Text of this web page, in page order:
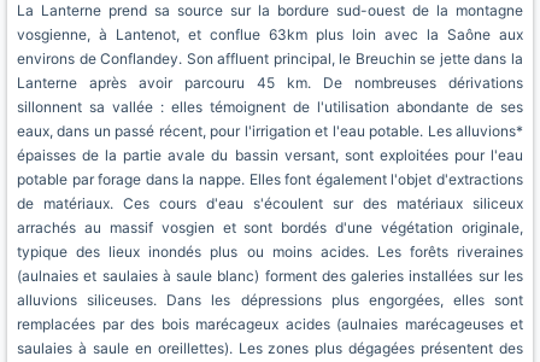
La Lanterne prend sa source sur la bordure sud-ouest de la montagne
vosgienne, à Lantenot, et conflue 63km plus loin avec la Saône aux
environs de Conflandey. Son affluent principal, le Breuchin se jette dans la
Lanterne après avoir parcouru 45 km. De nombreuses dérivations
sillonnent sa vallée : elles témoignent de l'utilisation abondante de ses
eaux, dans un passé récent, pour l'irrigation et l'eau potable. Les alluvions*
épaisses de la partie avale du bassin versant, sont exploitées pour l'eau
potable par forage dans la nappe. Elles font également l'objet d'extractions
de matériaux. Ces cours d'eau s'écoulent sur des matériaux siliceux
arrachés au massif vosgien et sont bordés d'une végétation originale,
typique des lieux inondés plus ou moins acides. Les forêts riveraines
(aulnaies et saulaies à saule blanc) forment des galeries installées sur les
alluvions siliceuses. Dans les dépressions plus engorgées, elles sont
remplacées par des bois marécageux acides (aulnaies marécageuses et
saulaies à saule en oreillettes). Les zones plus dégagées présentent des